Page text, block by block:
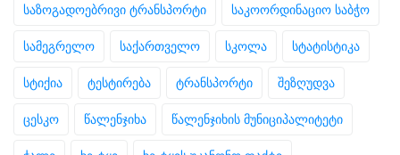
საზოგადოებრივი ტრანსპორტი საკოორდინაციო საბჭო
სამეგრელო საქართველო სკოლა სტატისტიკა
სტიქია ტესტირება ტრანსპორტი შეზღუდვა
ცესკო წალენჯიხა წალენჯიხის მუნიციპალიტეტი